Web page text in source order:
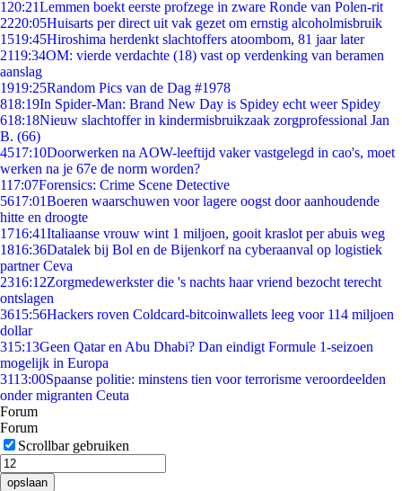
1 20:21Lemmen boekt eerste profzege in zware Ronde van Polen-rit
2220:05Huisarts per direct uit vak gezet om ernstig alcoholmisbruik
1519:45Hiroshima herdenkt slachtoffers atoombom, 81 jaar later
2119:34OM: vierde verdachte (18) vast op verdenking van beramen
aanslag
1919:25Random Pics van de Dag #1978
818:19In Spider-Man: Brand New Day is Spidey echt weer Spidey
618:18Nieuw slachtoffer in kindermisbruikzaak zorgprofessional Jan
B. (66)
4517:10Doorwerken na AOW-leeftijd vaker vastgelegd in cao's, moet
werken na je 67e de norm worden?
117:07Forensics: Crime Scene Detective
5617:01Boeren waarschuwen voor lagere oogst door aanhoudende
hitte en droogte
1716:41Italiaanse vrouw wint 1 miljoen, gooit kraslot per abuis weg
1816:36Datalek bij Bol en de Bijenkorf na cyberaanval op logistiek
partner Ceva
2316:12Zorgmedewerkster die 's nachts haar vriend bezocht terecht
ontslagen
3615:56Hackers roven Coldcard-bitcoinwallets leeg voor 114 miljoen
dollar
315:13Geen Qatar en Abu Dhabi? Dan eindigt Formule 1-seizoen
mogelijk in Europa
3113:00Spaanse politie: minstens tien voor terrorisme veroordeelden
onder migranten Ceuta
Forum
Forum
Scrollbar gebruiken
opslaan